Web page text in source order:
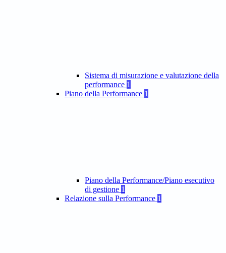
Sistema di misurazione e valutazione della
performance 1
Piano della Performance 1
Piano della Performance/Piano esecutivo
di gestione 1
Relazione sulla Performance 1